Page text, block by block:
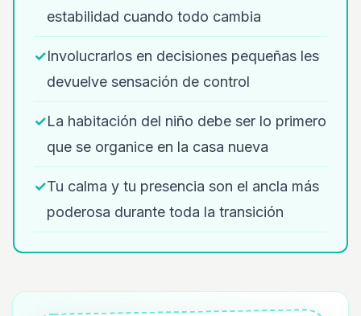
estabilidad cuando todo cambia
✓Involucrarlos en decisiones pequeñas les
devuelve sensación de control
✓La habitación del niño debe ser lo primero
que se organice en la casa nueva
✓Tu calma y tu presencia son el ancla más
poderosa durante toda la transición